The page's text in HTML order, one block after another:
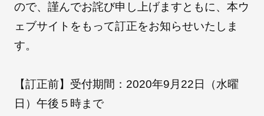
ニュースリリース
医療関係の皆さまへ
ので、謹んでお詫び申し上げますともに、本ウ
ェブサイトをもって訂正をお知らせいたしま
す。
【訂正前】受付期間： 2020年9月 22 日（水曜
日）午後５時まで